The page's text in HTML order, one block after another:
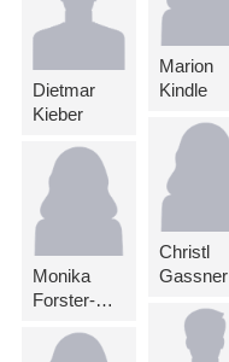
Dietmar
Kieber
Monika
Forster-Rehak
Marion
Kindle
Christl
Gassner